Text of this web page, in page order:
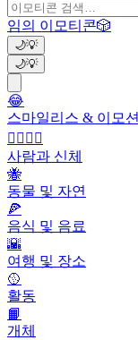
임의 이모티콘🎲
🌙💡
🌙💡
😂
스마일리스 & 이모션
👩‍❤️‍💋‍👨
사람과 신체
🐝
동물 및 자연
🍕
음식 및 음료
🌇
여행 및 장소
🥎
활동
📙
개체